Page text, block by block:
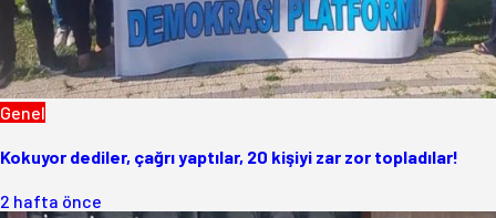
Genel
Kokuyor dediler, çağrı yaptılar, 20 kişiyi zar zor topladılar!
2 hafta önce